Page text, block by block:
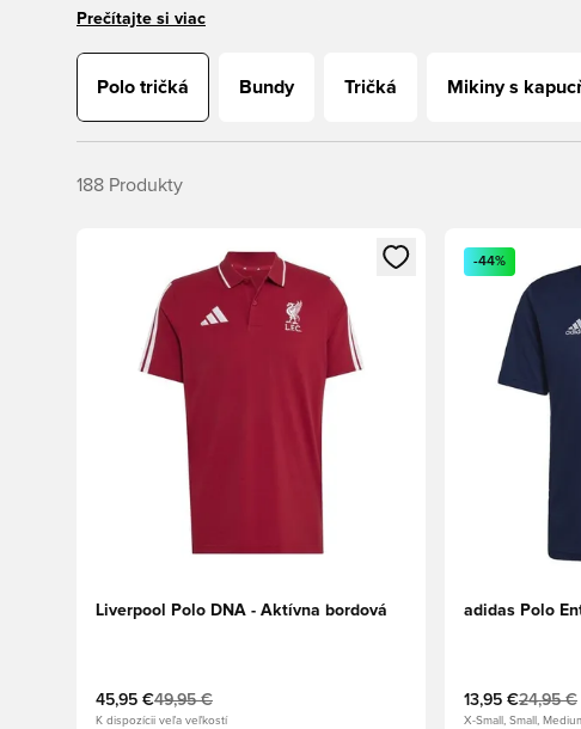
nájdeš tu na Unisportstore.com. Či už hľadáš polo tričko s dlhým
Prečítajte si viac
Polo tričká Bundy Tričká Mikiny s
188 Produkty
Otvorí modál na prihlásenie alebo registráciu ako člen
Liverpool Polo DNA - Aktívna bordová
45,95 €49,95 €
K dispozícii veľa veľkostí
Otvorí modál
-44%
adidas Polo
13,95 €24,95 €
X-Small, Small,